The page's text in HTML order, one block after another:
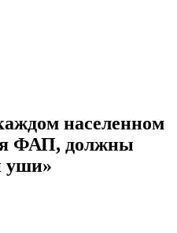
населенном
ФАП, должны
уши»